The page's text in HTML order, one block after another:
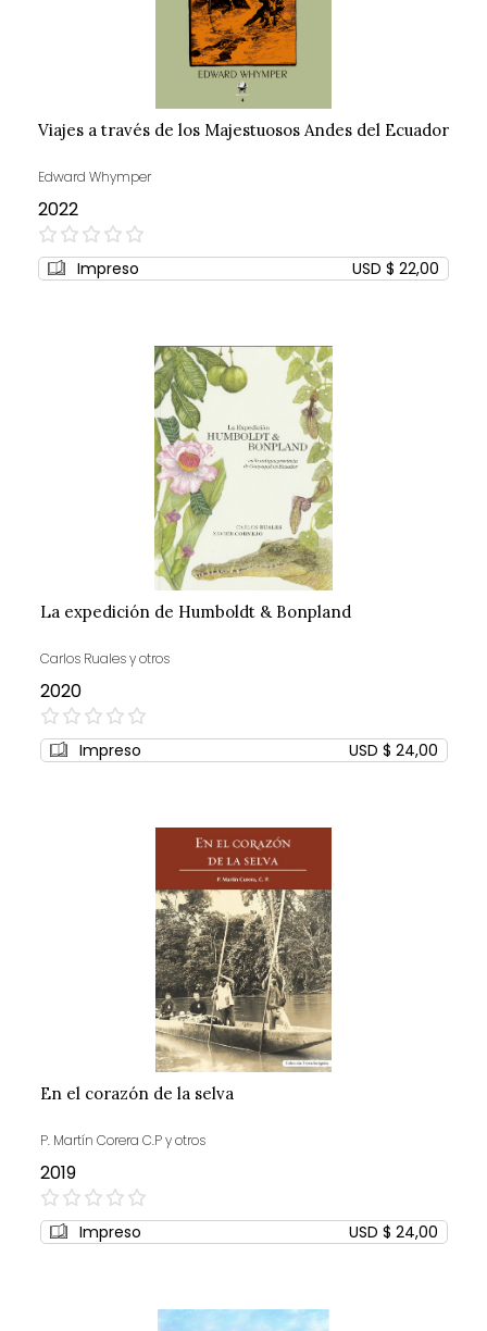
Viajes a través de los Majestuosos Andes del Ecuador
Edward Whymper
2022
0%
Impreso USD $ 22,00
La expedición de Humboldt & Bonpland
Carlos Ruales y otros
2020
0%
Impreso USD $ 24,00
En el corazón de la selva
P. Martín Corera C.P y otros
2019
0%
Impreso USD $ 24,00